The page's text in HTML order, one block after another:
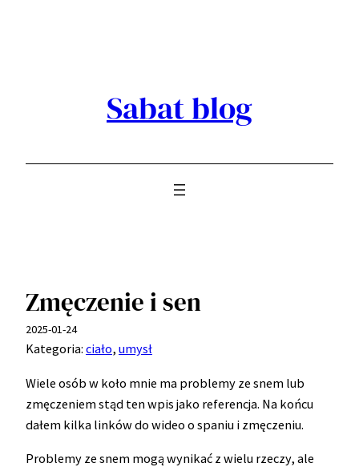
Sabat blog
Zmęczenie i sen
2025-01-24
Kategoria: ciało, umysł
Wiele osób w koło mnie ma problemy ze snem lub
zmęczeniem stąd ten wpis jako referencja. Na końcu
dałem kilka linków do wideo o spaniu i zmęczeniu.
Problemy ze snem mogą wynikać z wielu rzeczy, ale